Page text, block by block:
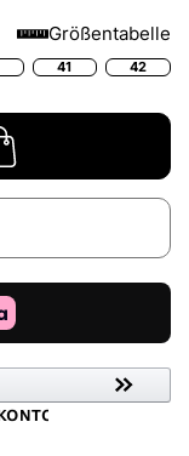
Größentabelle
41 42